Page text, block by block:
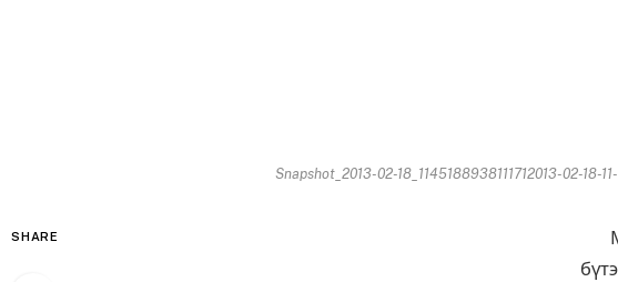
Snapshot_2013-02-18_1145188938111712013-02-18-
SHARE